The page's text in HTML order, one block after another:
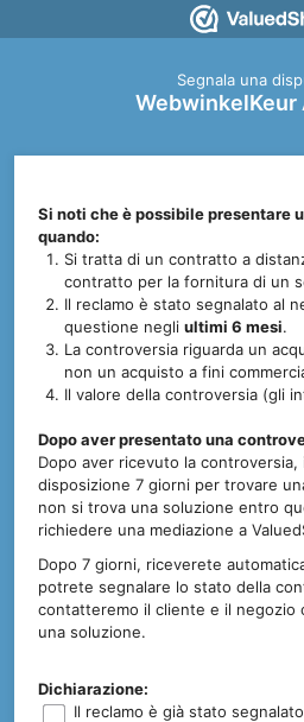
Segnala una
WebwinkelKeur
Si noti che è possibile presentare
quando:
Si tratta di un contratto a
contratto per la fornitura di un
Il reclamo è stato segnalato al
questione negliultimi 6 mesi.
La controversia riguarda un
non un acquisto a fini
Il valore della controversia (gli
Dopo aver presentato una
Dopo aver ricevuto la
disposizione 7 giorni per trovare
non si trova una soluzione entro
richiedere una mediazione a
Dopo 7 giorni, riceverete
potrete segnalare lo stato della
contatteremo il cliente e il negozio
una soluzione.
Dichiarazione:
Il reclamo è già stato